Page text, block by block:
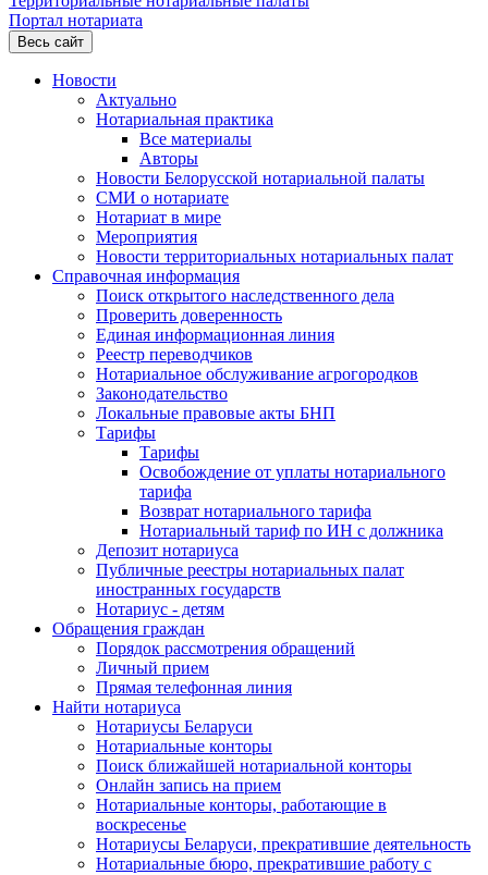
Портал нотариата
Весь сайт
Новости
Актуально
Нотариальная практика
Все материалы
Авторы
Новости Белорусской нотариальной палаты
СМИ о нотариате
Нотариат в мире
Мероприятия
Новости территориальных нотариальных палат
Справочная информация
Поиск открытого наследственного дела
Проверить доверенность
Единая информационная линия
Реестр переводчиков
Нотариальное обслуживание агрогородков
Законодательство
Локальные правовые акты БНП
Тарифы
Тарифы
Освобождение от уплаты нотариального
тарифа
Возврат нотариального тарифа
Нотариальный тариф по ИН с должника
Депозит нотариуса
Публичные реестры нотариальных палат
иностранных государств
Нотариус - детям
Обращения граждан
Порядок рассмотрения обращений
Личный прием
Прямая телефонная линия
Найти нотариуса
Нотариусы Беларуси
Нотариальные конторы
Поиск ближайшей нотариальной конторы
Онлайн запись на прием
Нотариальные конторы, работающие в
воскресенье
Нотариусы Беларуси, прекратившие деятельность
Нотариальные бюро, прекратившие работу с